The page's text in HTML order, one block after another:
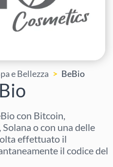
e Bellezza BeBio
con Bitcoin,
o con una delle
effettuato il
il codice del